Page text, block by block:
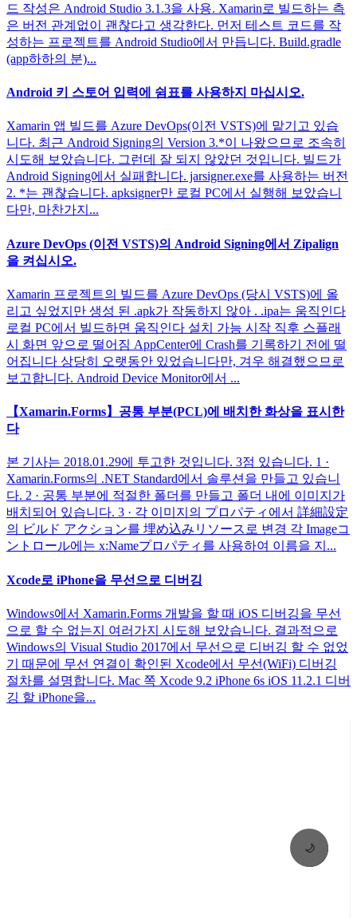
🌙
드 작성은 Android Studio 3.1.3을 사용. Xamarin로 빌드하는 측
은 버전 관계없이 괜찮다고 생각한다. 먼저 테스트 코드를 작
성하는 프로젝트를 Android Studio에서 만듭니다. Build.gradle
(app하하의 분)...
Android 키 스토어 입력에 쉼표를 사용하지 마십시오.
Xamarin 앱 빌드를 Azure DevOps(이전 VSTS)에 맡기고 있습
니다. 최근 Android Signing의 Version 3.*이 나왔으므로 조속히
시도해 보았습니다. 그런데 잘 되지 않았던 것입니다. 빌드가
Android Signing에서 실패합니다. jarsigner.exe를 사용하는 버전
2. *는 괜찮습니다. apksigner만 로컬 PC에서 실행해 보았습니
다만, 마찬가지...
Azure DevOps (이전 VSTS)의 Android Signing에서 Zipalign
을 켜십시오.
Xamarin 프로젝트의 빌드를 Azure DevOps (당시 VSTS)에 올
리고 싶었지만 생성 된 .apk가 작동하지 않아 . .ipa는 움직인다
로컬 PC에서 빌드하면 움직인다 설치 가능 시작 직후 스플래
시 화면 앞으로 떨어짐 AppCenter에 Crash를 기록하기 전에 떨
어집니다 상당히 오랫동안 있었습니다만, 겨우 해결했으므로
보고합니다. Android Device Monitor에서 ...
【Xamarin.Forms】공통 부분(PCL)에 배치한 화상을 표시한
다
본 기사는 2018.01.29에 투고한 것입니다. 3점 있습니다. 1 ·
Xamarin.Forms의 .NET Standard에서 솔루션을 만들고 있습니
다. 2 · 공통 부분에 적절한 폴더를 만들고 폴더 내에 이미지가
배치되어 있습니다. 3 · 각 이미지의 プロパティ에서 詳細設定
의 ビルド アクション를 埋め込みリソース로 변경 각 Imageコ
ントロール에는 x:Nameプロパティ를 사용하여 이름을 지...
Xcode로 iPhone을 무선으로 디버깅
Windows에서 Xamarin.Forms 개발을 할 때 iOS 디버깅을 무선
으로 할 수 없는지 여러가지 시도해 보았습니다. 결과적으로
Windows의 Visual Studio 2017에서 무선으로 디버깅 할 수 없었
기 때문에 무선 연결이 확인된 Xcode에서 무선(WiFi) 디버깅
절차를 설명합니다. Mac 쪽 Xcode 9.2 iPhone 6s iOS 11.2.1 디버
깅 할 iPhone을...